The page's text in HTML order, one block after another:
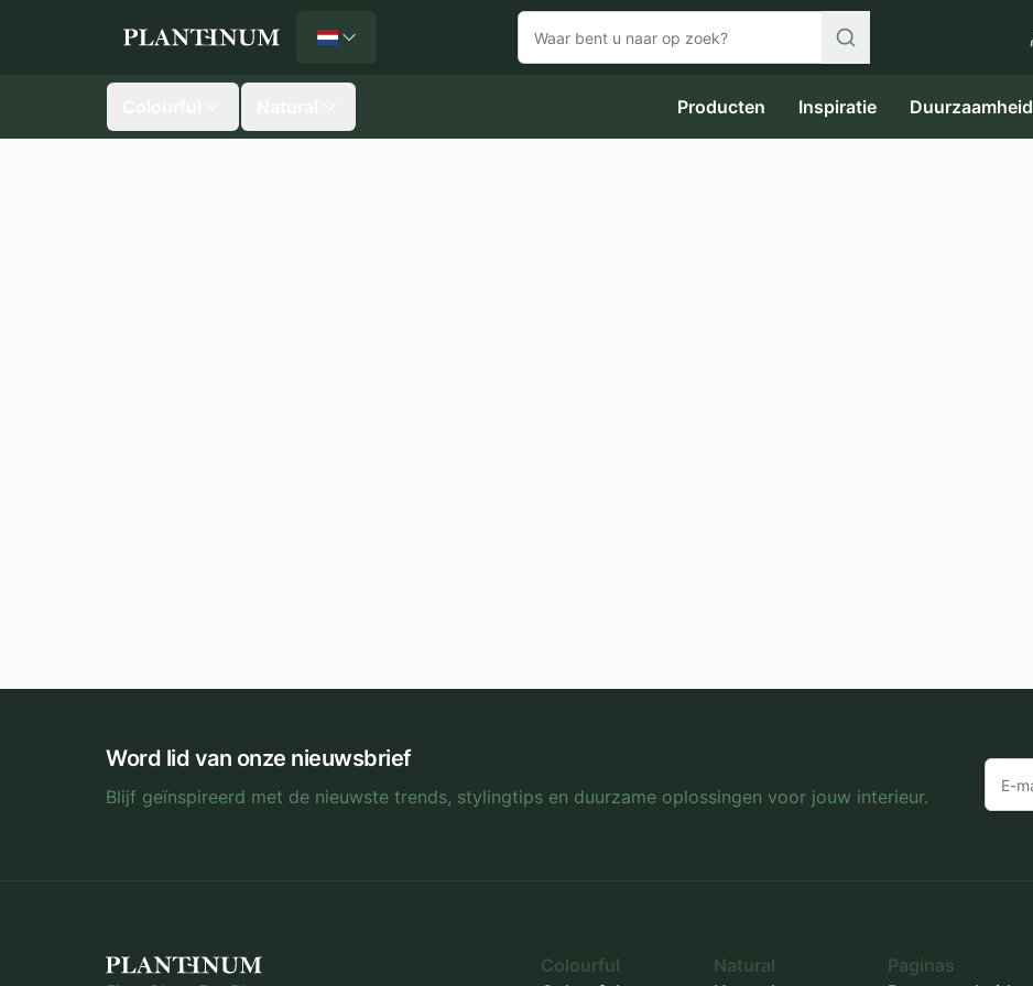
Plantinum home Nederlands
Producten Inspiratie Duurzaamheid
Word lid van onze nieuwsbrief
Blijf geïnspireerd met de nieuwste trends, stylingtips en duurzame oplossingen voor jouw interieur.
Colourful
Natural
Paginas